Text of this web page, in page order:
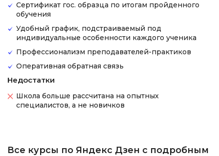
Сертификат гос. образца по итогам пройденного
обучения
Удобный график, подстраиваемый под
индивидуальные особенности каждого ученика
Профессионализм преподавателей-практиков
Оперативная обратная связь
Недостатки
Школа больше рассчитана на опытных
специалистов, а не новичков
Все курсы по Яндекс Дзен с подробным